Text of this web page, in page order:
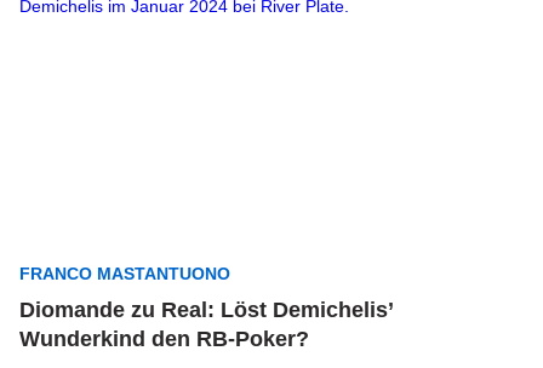
FRANCO MASTANTUONO
Diomande zu Real: Löst Demichelis’
Wunderkind den RB-Poker?